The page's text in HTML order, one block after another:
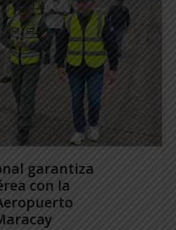
garantiza
con la